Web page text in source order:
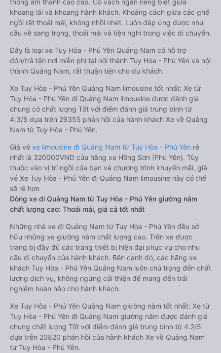
thống âm thanh cao cấp. Có vách ngăn riêng biệt giữa
khoang lái và khoang hành khách. Khoảng cách giữa các ghế
ngồi rất thoải mái, không nhồi nhét. Luôn đáp ứng được nhu
cầu về sang trọng, thoải mái và tiện nghi trong việc di chuyển.
Đây là loại xe Tuy Hòa - Phú Yên Quảng Nam có hỗ trợ
đón/trả tận nơi miễn phí tại nội thành Tuy Hòa - Phú Yên và nội
thành Quảng Nam, rất thuận tiện cho du khách.
Xe Tuy Hòa - Phú Yên Quảng Nam limousine tốt nhất: Xe từ
Tuy Hòa - Phú Yên đi Quảng Nam limousine được đánh giá
chung có chất lượng Tốt với điểm đánh giá trung bình từ
4.3/5 dựa trên 29355 phản hồi của hành khách Xe về Quảng
Nam từ Tuy Hòa - Phú Yên.
Giá vé xe limousine đi Quảng Nam từ Tuy Hòa - Phú Yên rẻ
nhất là 320000VND của hãng xe Hồng Sơn (Phú Yên). Tùy
thuộc vào vị trí ngồi của bạn và chương trình khuyến mãi, giá
vé Xe Tuy Hòa - Phú Yên đi Quảng Nam limousine này có thể
sẽ rẻ hơn
Dòng xe đi Quảng Nam từ Tuy Hòa - Phú Yên giường nằm
chất lượng cao: Thoải mái, giá cả tốt nhất
Những nhà xe đi Quảng Nam từ Tuy Hòa - Phú Yên đều sở
hữu những xe giường nằm chất lượng cao. Trên xe được
trang bị đầy đủ các trang thiết bị hiện đại phục vụ cho nhu
cầu di chuyển của hành khách. Bên cạnh đó, các hãng xe
khách Tuy Hòa - Phú Yên Quảng Nam luôn chú trọng đến chất
lượng dịch vụ, không ngừng cải thiện để mang đến trải
nghiệm hoàn hảo cho hành khách.
Xe Tuy Hòa - Phú Yên Quảng Nam giường nằm tốt nhất: Xe từ
Tuy Hòa - Phú Yên đi Quảng Nam giường nằm được đánh giá
chung chất lượng Tốt với điểm đánh giá trung bình từ 4.2/5
dựa trên 20820 phản hồi của hành khách Xe về Quảng Nam
từ Tuy Hòa - Phú Yên.